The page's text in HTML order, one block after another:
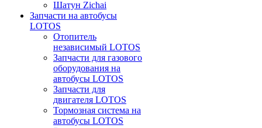
Шатун Zichai
Запчасти на автобусы
LOTOS
Отопитель
независимый LOTOS
Запчасти для газового
оборудования на
автобусы LOTOS
Запчасти для
двигателя LOTOS
Тормозная система на
автобусы LOTOS